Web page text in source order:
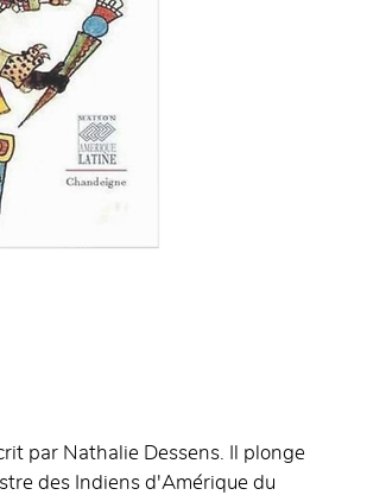
par Nathalie Dessens. Il plonge
des Indiens d'Amérique du